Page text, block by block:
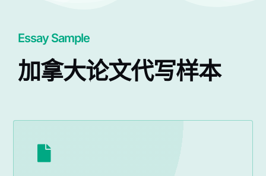
Essay Sample
加拿大论文代写样本